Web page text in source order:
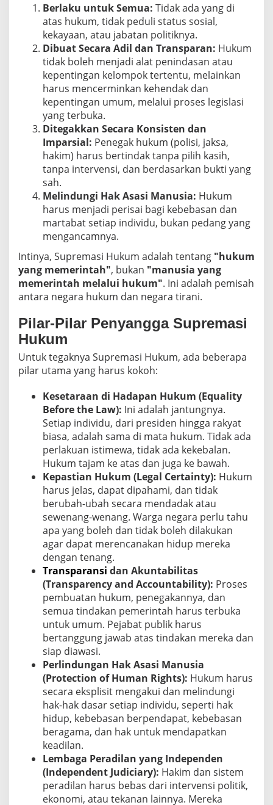
Berlaku untuk Semua: Tidak ada yang di
atas hukum, tidak peduli status sosial,
kekayaan, atau jabatan politiknya.
Dibuat Secara Adil dan Transparan: Hukum
tidak boleh menjadi alat penindasan atau
kepentingan kelompok tertentu, melainkan
harus mencerminkan kehendak dan
kepentingan umum, melalui proses legislasi
yang terbuka.
Ditegakkan Secara Konsisten dan
Imparsial: Penegak hukum (polisi, jaksa,
hakim) harus bertindak tanpa pilih kasih,
tanpa intervensi, dan berdasarkan bukti yang
sah.
Melindungi Hak Asasi Manusia: Hukum
harus menjadi perisai bagi kebebasan dan
martabat setiap individu, bukan pedang yang
mengancamnya.
Intinya, Supremasi Hukum adalah tentang "hukum
yang memerintah", bukan "manusia yang
memerintah melalui hukum". Ini adalah pemisah
antara negara hukum dan negara tirani.
Pilar-Pilar Penyangga Supremasi
Hukum
Untuk tegaknya Supremasi Hukum, ada beberapa
pilar utama yang harus kokoh:
Kesetaraan di Hadapan Hukum (Equality
Before the Law): Ini adalah jantungnya.
Setiap individu, dari presiden hingga rakyat
biasa, adalah sama di mata hukum. Tidak ada
perlakuan istimewa, tidak ada kekebalan.
Hukum tajam ke atas dan juga ke bawah.
Kepastian Hukum (Legal Certainty): Hukum
harus jelas, dapat dipahami, dan tidak
berubah-ubah secara mendadak atau
sewenang-wenang. Warga negara perlu tahu
apa yang boleh dan tidak boleh dilakukan
agar dapat merencanakan hidup mereka
dengan tenang.
Transparansi dan Akuntabilitas
(Transparency and Accountability): Proses
pembuatan hukum, penegakannya, dan
semua tindakan pemerintah harus terbuka
untuk umum. Pejabat publik harus
bertanggung jawab atas tindakan mereka dan
siap diawasi.
Perlindungan Hak Asasi Manusia
(Protection of Human Rights): Hukum harus
secara eksplisit mengakui dan melindungi
hak-hak dasar setiap individu, seperti hak
hidup, kebebasan berpendapat, kebebasan
beragama, dan hak untuk mendapatkan
keadilan.
Lembaga Peradilan yang Independen
(Independent Judiciary): Hakim dan sistem
peradilan harus bebas dari intervensi politik,
ekonomi, atau tekanan lainnya. Mereka